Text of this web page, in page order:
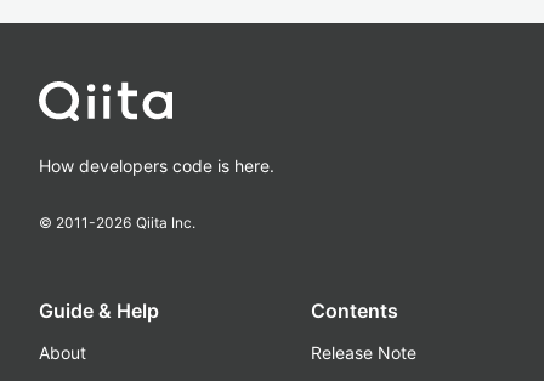
How developers code is here.
© 2011-2026 Qiita Inc.
Guide & Help
About
Contents
Release Note